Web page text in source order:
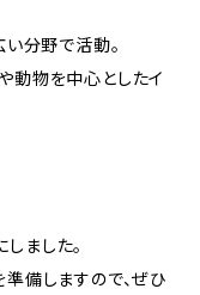
い分野で活動。
動物を中心としたイ
ました。
備しますので、ぜひ